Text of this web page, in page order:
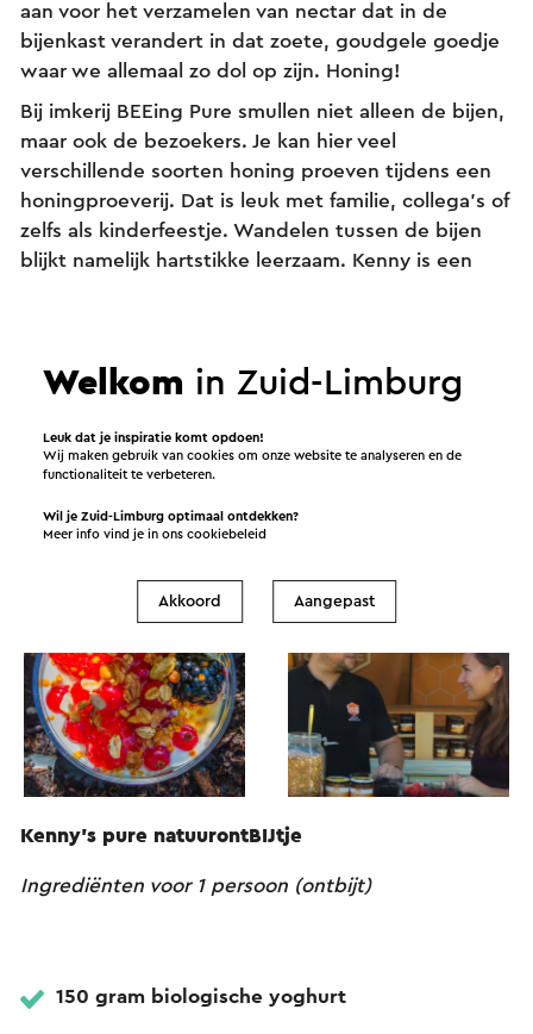
aan voor het verzamelen van nectar dat in de
bijenkast verandert in dat zoete, goudgele goedje
waar we allemaal zo dol op zijn. Honing!
Bij imkerij BEEing Pure smullen niet alleen de bijen,
maar ook de bezoekers. Je kan hier veel
verschillende soorten honing proeven tijdens een
honingproeverij. Dat is leuk met familie, collega’s of
zelfs als kinderfeestje. Wandelen tussen de bijen
blijkt namelijk hartstikke leerzaam. Kenny is een
ook allerhande bijproducten (ja, echt) naast
in de wilde bloementuin bereidden wij een puur
streekontbijtje, natuurlijk met lokale honing.
vlog kun je lekker meekijken!
Kenny's pure natuurontBIJtje
Ingrediënten voor 1 persoon (ontbijt)
150 gram biologische yoghurt
Welkom in Zuid-Limburg
Leuk dat je inspiratie komt opdoen!
Wij maken gebruik van cookies om onze website te analyseren en de
functionaliteit te verbeteren.
Wil je Zuid-Limburg optimaal ontdekken?
Meer info vind je in onscookiebeleid
Akkoord Aangepast